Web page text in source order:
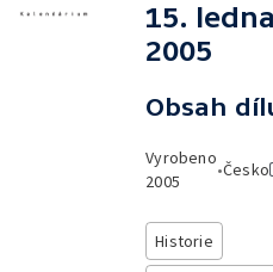
15. ledna
2005
Obsah
Vyrobeno
2005
•Česko
Historie